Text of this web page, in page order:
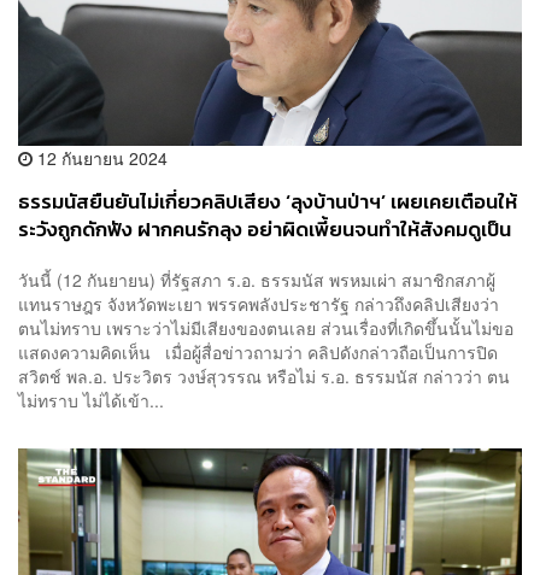
12 กันยายน 2024
ธรรมนัสยืนยันไม่เกี่ยวคลิปเสียง ‘ลุงบ้านป่าฯ’ เผยเคยเตือนให้
ระวังถูกดักฟัง ฝากคนรักลุง อย่าผิดเพี้ยนจนทำให้สังคมดูเป็น
วันนี้ (12 กันยายน) ที่รัฐสภา ร.อ. ธรรมนัส พรหมเผ่า สมาชิกสภาผู้
แทนราษฎร จังหวัดพะเยา พรรคพลังประชารัฐ กล่าวถึงคลิปเสียงว่า
ตนไม่ทราบ เพราะว่าไม่มีเสียงของตนเลย ส่วนเรื่องที่เกิดขึ้นนั้นไม่ขอ
แสดงความคิดเห็น เมื่อผู้สื่อข่าวถามว่า คลิปดังกล่าวถือเป็นการปิด
สวิตช์ พล.อ. ประวิตร วงษ์สุวรรณ หรือไม่ ร.อ. ธรรมนัส กล่าวว่า ตน
ไม่ทราบ ไม่ได้เข้า...